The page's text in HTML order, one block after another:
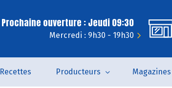
Prochaine ouverture : Jeudi 09:30
Mercredi : 9h30 - 19h30
Recettes Producteurs Magazines